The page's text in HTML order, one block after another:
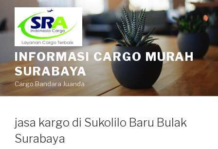
INFORMASI CARGO MURAH
SURABAYA
Cargo Bandara Juanda
jasa kargo di Sukolilo Baru Bulak
Surabaya